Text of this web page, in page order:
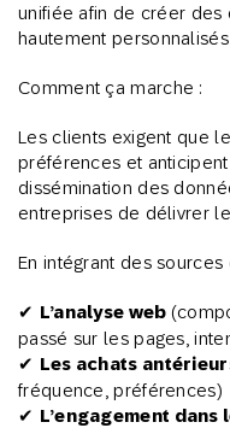
unifiée afin de créer des
hautement
Comment ça marche :
Les clients exigent que
préférences et
dissémination des
entreprises de délivrer
En intégrant des
✔ L’analyse web
passé sur les pages,
✔ Les achats
fréquence, préférences)
✔ L’engagement